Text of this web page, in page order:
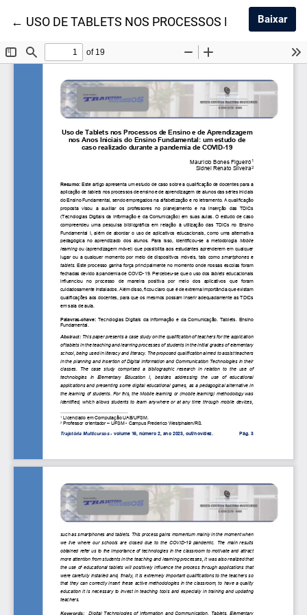
← Voltar aos Detalhes do Artigo
USO DE TABLETS NOS PROCESSOS DE ENSINO
Baixar